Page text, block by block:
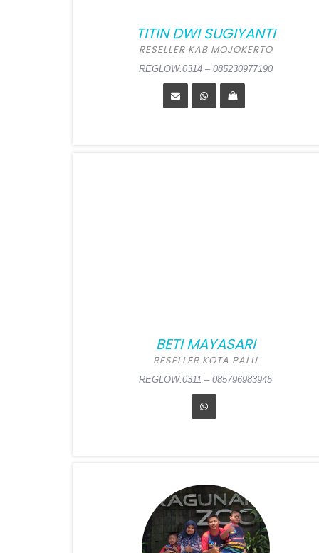
TITIN DWI SUGIYANTI
RESELLER KAB MOJOKERTO
REGLOW.0314 – 085230977190
BETI MAYASARI
RESELLER KOTA PALU
REGLOW.0311 – 085796983945